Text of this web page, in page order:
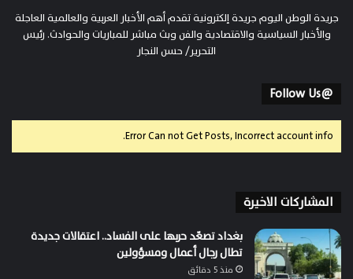
جريدة الوطن اليوم جريدة إلكترونية تقدم أهم الأخبار العربية والعالمية العاجلة
والأخبار السياسية والاقتصادية والفن وبث مباشر للمباريات والحوادث. رئيس
التحرير/ حسن النجار
@Follow Us
Error Can not Get Posts, Incorrect account info.
المشاركات الاخيرة
بغداد تصعّد حربها على الفساد.. اعتقالات جديدة
تطال رجال أعمال ومسؤولين
منذ 5 دقائق